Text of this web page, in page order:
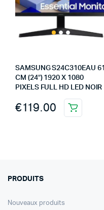
SAMSUNG S24C310EAU 61
CM (24″) 1920 X 1080
PIXELS FULL HD LED NOIR
€119.00
PRODUITS
Nouveaux produits